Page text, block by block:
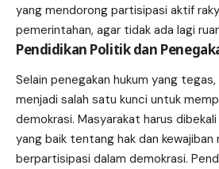
yang mendorong partisipasi aktif
pemerintahan, agar tidak ada lagi
Pendidikan Politik dan
Selain penegakan hukum yang
menjadi salah satu kunci untuk
demokrasi. Masyarakat harus
yang baik tentang hak dan kewajiban
berpartisipasi dalam demokrasi.